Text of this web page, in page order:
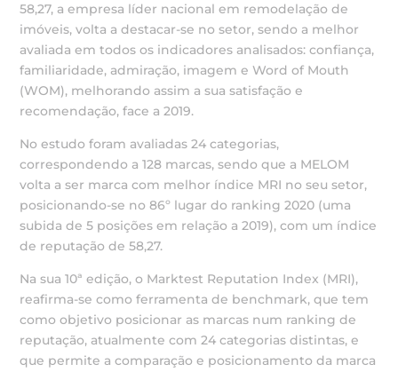
58,27, a empresa líder nacional em remodelação de
imóveis, volta a destacar-se no setor, sendo a melhor
avaliada em todos os indicadores analisados: confiança,
familiaridade, admiração, imagem e Word of Mouth
(WOM), melhorando assim a sua satisfação e
recomendação, face a 2019.
No estudo foram avaliadas 24 categorias,
correspondendo a 128 marcas, sendo que a MELOM
volta a ser marca com melhor índice MRI no seu setor,
posicionando-se no 86º lugar do ranking 2020 (uma
subida de 5 posições em relação a 2019), com um índice
de reputação de 58,27.
Na sua 10ª edição, o Marktest Reputation Index (MRI),
reafirma-se como ferramenta de benchmark, que tem
como objetivo posicionar as marcas num ranking de
reputação, atualmente com 24 categorias distintas, e
que permite a comparação e posicionamento da marca